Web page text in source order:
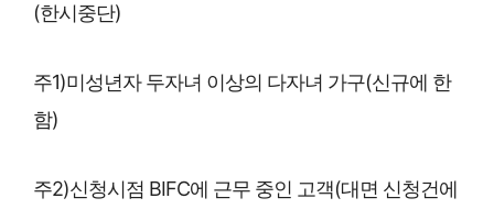
(한시중단)
주1)미성년자 두자녀 이상의 다자녀 가구(신규에 한
함)
주2)신청시점 BIFC에 근무 중인 고객(대면 신청건에